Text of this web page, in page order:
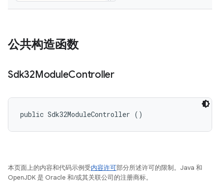
公共构造函数
Sdk32ModuleController
public Sdk32ModuleController ()
本页面上的内容和代码示例受内容许可部分所述许可的限制。Java 和
OpenJDK 是 Oracle 和/或其关联公司的注册商标。